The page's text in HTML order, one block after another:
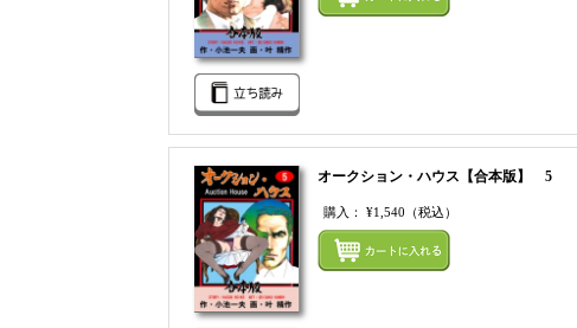
オークション・ハウス【合本版】 5
購入： ¥1,540 （税込）